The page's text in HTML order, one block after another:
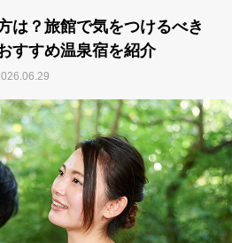
は？旅館で気をつけるべき
すすめ温泉宿を紹介